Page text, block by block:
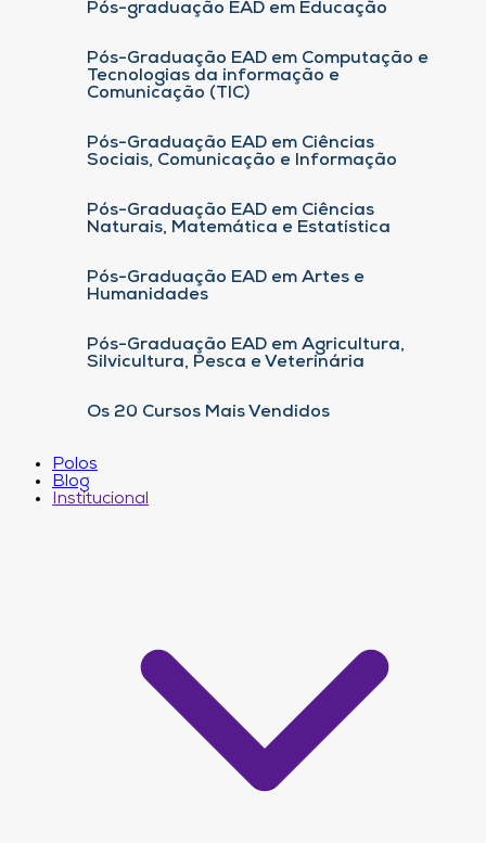
Pós-graduação EAD em Educação
Pós-Graduação EAD em Computação e
Tecnologias da informação e
Comunicação (TIC)
Pós-Graduação EAD em Ciências
Sociais, Comunicação e Informação
Pós-Graduação EAD em Ciências
Naturais, Matemática e Estatística
Pós-Graduação EAD em Artes e
Humanidades
Pós-Graduação EAD em Agricultura,
Silvicultura, Pesca e Veterinária
Os 20 Cursos Mais Vendidos
Polos
Blog
Institucional